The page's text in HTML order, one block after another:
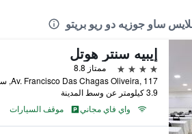
ساو جوزيه دو ريو بريتو
إيبيه سنتر هوتل
4 نجوم
ممتاز 8.8
3.9 كيلومتر عن وسط المدينة
واي فاي مجاني
موقف السيارات